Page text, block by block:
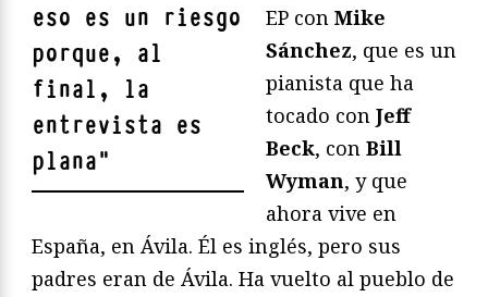
eso es un riesgo
porque, al
final, la
entrevista es
plana"
EP con Mike
Sánchez, que es un
pianista que ha
tocado con Jeff
Beck, con Bill
Wyman, y que
ahora vive en
España, en Ávila. Él es inglés, pero sus
padres eran de Ávila. Ha vuelto al pueblo de